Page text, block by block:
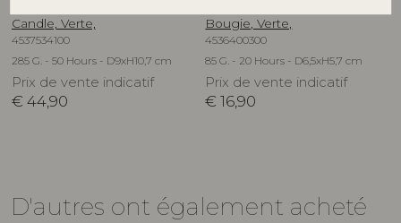
Candle, Verte,
4537534100
285 G. - 50 Hours - D9xH10,7 cm
Prix de vente indicatif
€ 44,90
Bougie, Verte,
4536400300
85 G. - 20 Hours - D6,5xH5,7 cm
Prix de vente indicatif
€ 16,90
D'autres ont également acheté